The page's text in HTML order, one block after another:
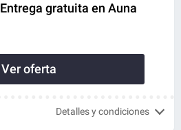
Entrega gratuita en Auna
Ver oferta
Detalles y condiciones